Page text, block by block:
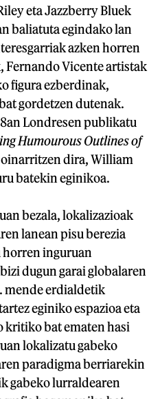
eta Jazzberry Bluek
baliatuta egindako lan
azken horren
Fernando Vicente artistak
figura ezberdinak,
gordetzen dutenak.
Londresen publikatu
Humourous Outlines of
dira, William
batekin eginikoa.
bezala, lokalizazioak
lanean pisu berezia
horren inguruan
dugun garai globalaren
mende erdialdetik
eginiko espazioa eta
bat ematen hasi
lokalizatu gabeko
paradigma berriarekin
gabeko lurraldearen